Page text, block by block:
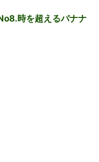
時を超えるバナナ